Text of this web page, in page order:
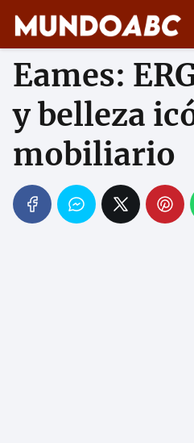
Eames:
y belleza
mobiliario